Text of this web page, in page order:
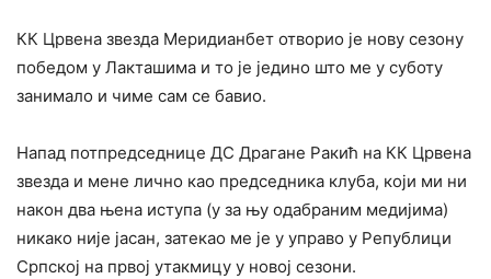
КК Црвена звезда Меридианбет отворио је нову сезону
победом у Лакташима и то је једино што ме у суботу
занимало и чиме сам се бавио.
Напад потпредседнице ДС Драгане Ракић на КК Црвена
звезда и мене лично као председника клуба, који ми ни
након два њена иступа (у за њу одабраним медијима)
никако није јасан, затекао ме је у управо у Републици
Српској на првој утакмицу у новој сезони.